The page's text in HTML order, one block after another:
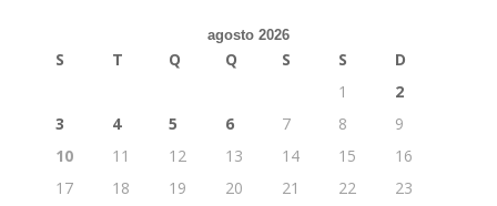
agosto 2026
S T Q Q S S
D
1
2
3
4 5 6 7 8
9
10
11 12 13 14 15
16
17
18 19 20 21 22
23